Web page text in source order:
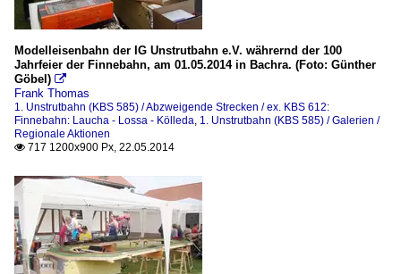
Modelleisenbahn der IG Unstrutbahn e.V. währernd der 100
Jahrfeier der Finnebahn, am 01.05.2014 in Bachra. (Foto: Günther
Göbel) 
Frank Thomas
1. Unstrutbahn (KBS 585) / Abzweigende Strecken / ex. KBS 612:
Finnebahn: Laucha - Lossa - Kölleda, 1. Unstrutbahn (KBS 585) / Galerien /
Regionale Aktionen
 717 1200x900 Px, 22.05.2014